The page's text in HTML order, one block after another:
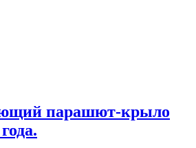
парашют-крыло